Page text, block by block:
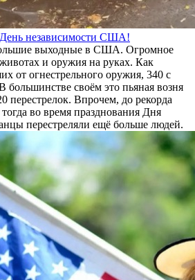
независимости США!
выходные в США. Огромное
и оружия на руках. Как
от огнестрельного оружия, 340 с
своём это пьяная возня
перестрелок. Впрочем, до рекорда
во время празднования Дня
перестреляли ещё больше людей.